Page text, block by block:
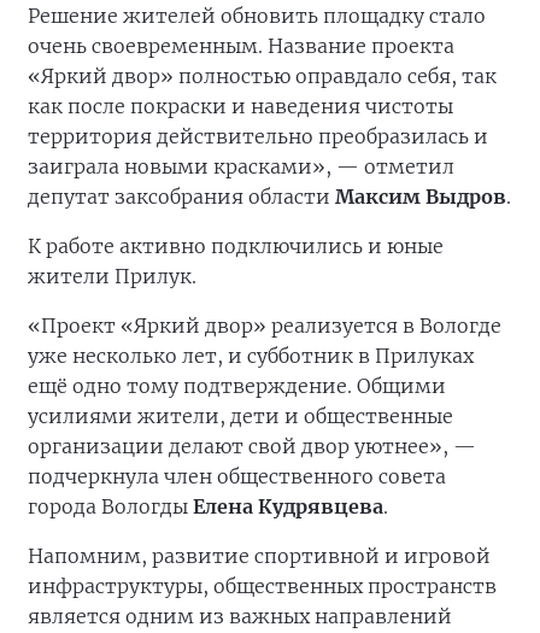
Решение жителей обновить площадку стало
очень своевременным. Название проекта
«Яркий двор» полностью оправдало себя, так
как после покраски и наведения чистоты
территория действительно преобразилась и
заиграла новыми красками», — отметил
депутат заксобрания области Максим Выдров.
К работе активно подключились и юные
жители Прилук.
«Проект «Яркий двор» реализуется в Вологде
уже несколько лет, и субботник в Прилуках
ещё одно тому подтверждение. Общими
усилиями жители, дети и общественные
организации делают свой двор уютнее», —
подчеркнула член общественного совета
города Вологды Елена Кудрявцева.
Напомним, развитие спортивной и игровой
инфраструктуры, общественных пространств
является одним из важных направлений